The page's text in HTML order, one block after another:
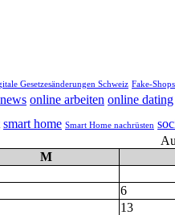
Gesetzesänderungen Schweiz Fake-
news online arbeiten online dating
smart home Smart Home nachrüsten
M
6
13